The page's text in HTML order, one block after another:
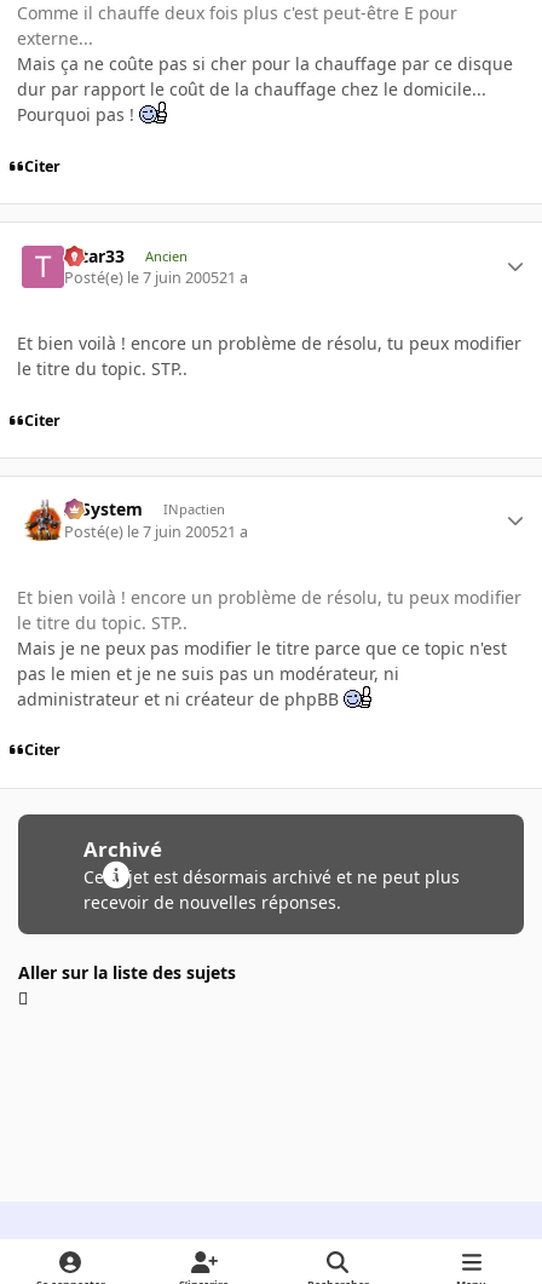
Comme il chauffe deux fois plus c'est peut-être E pour
externe...
Mais ça ne coûte pas si cher pour la chauffage par ce disque
dur par rapport le coût de la chauffage chez le domicile...
Pourquoi pas !
Citer
tatar33 Ancien
Posté(e) le 7 juin 200521 a
Et bien voilà ! encore un problème de résolu, tu peux modifier
le titre du topic. STP..
Citer
X-System INpactien
Posté(e) le 7 juin 200521 a
Et bien voilà ! encore un problème de résolu, tu peux modifier
le titre du topic. STP..
Mais je ne peux pas modifier le titre parce que ce topic n'est
pas le mien et je ne suis pas un modérateur, ni
administrateur et ni créateur de phpBB
Citer
Archivé
Ce sujet est désormais archivé et ne peut plus
recevoir de nouvelles réponses.
Aller sur la liste des sujets
Light ModeDark ModeSystem Preference